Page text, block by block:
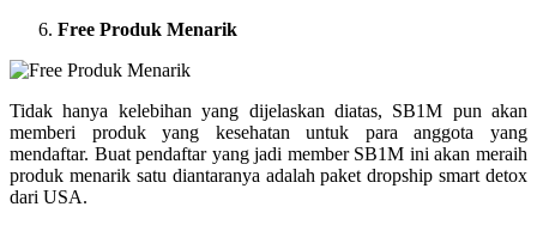
Free Produk Menarik
Tidak hanya kelebihan yang dijelaskan diatas, SB1M pun akan
memberi produk yang kesehatan untuk para anggota yang
mendaftar. Buat pendaftar yang jadi member SB1M ini akan meraih
produk menarik satu diantaranya adalah paket dropship smart detox
dari USA.